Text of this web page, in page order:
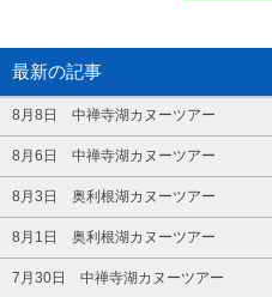
最新の記事
8月8日 中禅寺湖カヌーツアー
8月6日 中禅寺湖カヌーツアー
8月3日 奥利根湖カヌーツアー
8月1日 奥利根湖カヌーツアー
7月30日 中禅寺湖カヌーツアー